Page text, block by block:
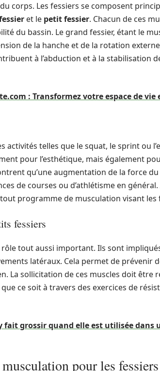
corps. Les fessiers se composent
et le petit fessier. Chacun de ces
du bassin. Le grand fessier, étant le
de la hanche et de la rotation
à l’abduction et à la stabilisation
: Transformez votre espace de vie
activités telles que le squat, le sprint ou
pour l’esthétique, mais également
qu’une augmentation de la force
de courses ou d’athlétisme en général.
programme de musculation visant les
fessiers
tout aussi important. Ils sont
latéraux. Cela permet de prévenir
La sollicitation de ces muscles doit être
ce soit à travers des exercices de
fait grossir quand elle est utilisée dans
pour les fessiers